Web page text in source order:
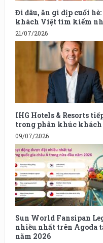
Đi đâu, ăn gì dịp cuối
khách Việt tìm kiếm
21/07/2026
IHG Hotels & Resorts
trong phân khúc khách
09/07/2026
Sun World Fansipan
nhiều nhất trên Agoda
năm 2026